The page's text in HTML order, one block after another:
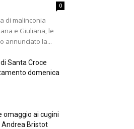
0
di malinconia
e Giuliana, le
annunciato la...
Santa Croce
domenica
omaggio ai cugini
Andrea Bristot